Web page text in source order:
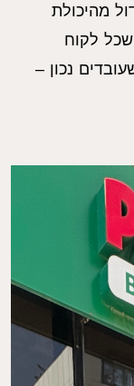
מהיכולת
לקוח
נכון –